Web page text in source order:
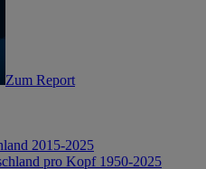
Zum Report
2015-2025
pro Kopf 1950-2025